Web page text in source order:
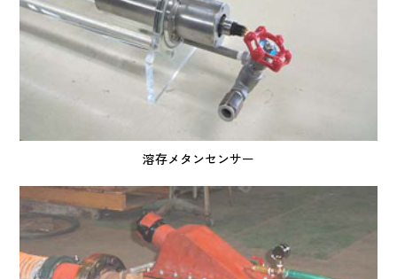
溶存メタンセンサー